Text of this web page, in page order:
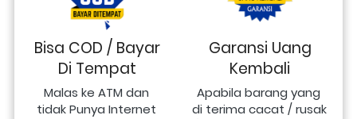
Bisa COD / Bayar
Di Tempat
Malas ke ATM dan
tidak Punya Internet
Garansi Uang
Kembali
Apabila barang yang
di terima cacat / rusak